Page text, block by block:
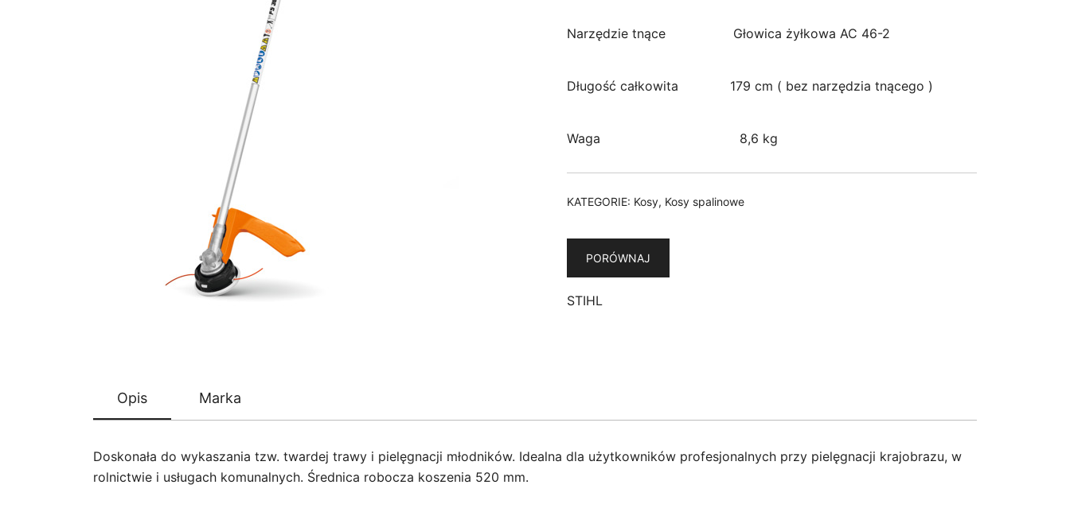
Narzędzie tnące Głowica żyłkowa AC 46-2
Długość całkowita 179 cm ( bez narzędzia tnącego )
Waga 8,6 kg
KATEGORIE: Kosy, Kosy spalinowe
PORÓWNAJ
STIHL
Opis Marka
Doskonała do wykaszania tzw. twardej trawy i pielęgnacji młodników. Idealna dla użytkowników profesjonalnych przy pielęgnacji krajobrazu, w
rolnictwie i usługach komunalnych. Średnica robocza koszenia 520 mm.